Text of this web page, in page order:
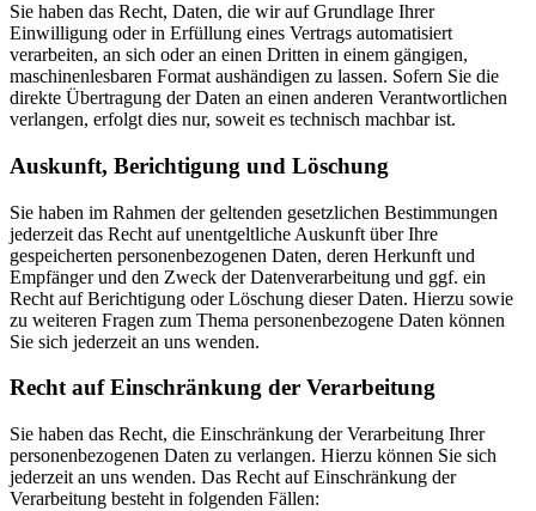
Sie haben das Recht, Daten, die wir auf Grundlage Ihrer
Einwilligung oder in Erfüllung eines Vertrags automatisiert
verarbeiten, an sich oder an einen Dritten in einem gängigen,
maschinenlesbaren Format aushändigen zu lassen. Sofern Sie die
direkte Übertragung der Daten an einen anderen Verantwortlichen
verlangen, erfolgt dies nur, soweit es technisch machbar ist.
Auskunft, Berichtigung und Löschung
Sie haben im Rahmen der geltenden gesetzlichen Bestimmungen
jederzeit das Recht auf unentgeltliche Auskunft über Ihre
gespeicherten personenbezogenen Daten, deren Herkunft und
Empfänger und den Zweck der Datenverarbeitung und ggf. ein
Recht auf Berichtigung oder Löschung dieser Daten. Hierzu sowie
zu weiteren Fragen zum Thema personenbezogene Daten können
Sie sich jederzeit an uns wenden.
Recht auf Einschränkung der Verarbeitung
Sie haben das Recht, die Einschränkung der Verarbeitung Ihrer
personenbezogenen Daten zu verlangen. Hierzu können Sie sich
jederzeit an uns wenden. Das Recht auf Einschränkung der
Verarbeitung besteht in folgenden Fällen: